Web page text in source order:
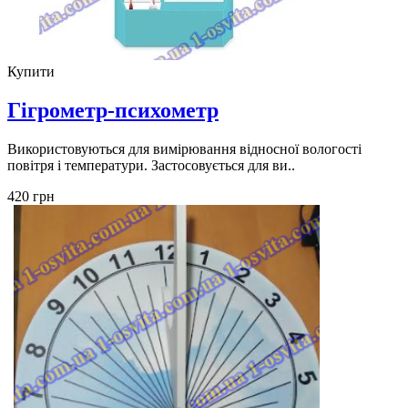
Купити
Гігрометр-психометр
Використовуються для вимірювання відносної вологості
повітря і температури. Застосовується для ви..
420 грн